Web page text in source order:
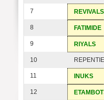
7 REVIVALS
8 FATIMIDE
9 RIYALS
10 REPENTIE
11 INUKS
12